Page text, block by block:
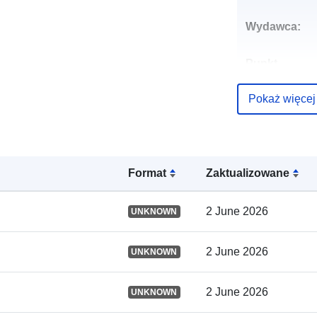
Format Zaktualizowane
UNKNOWN 2 June 2026
UNKNOWN 2 June 2026
UNKNOWN 2 June 2026
Wydawca:
Zapis
Przestrzenne:
Identyfikatory:
Pokaż więcej